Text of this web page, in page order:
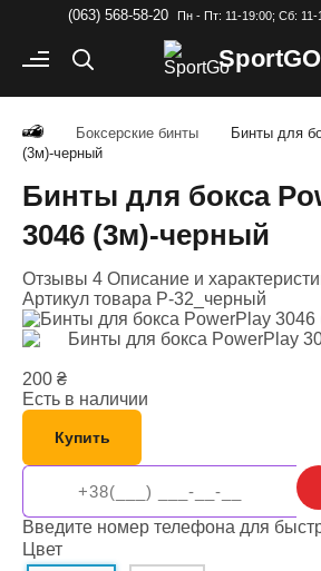
(063) 568-58-20 Пн - Пт: 11-19:00; Cб:
SportGO
Боксерские бинты
Бинты для
(3м)-черный
Бинты для бокса
3046 (3м)-черный
Отзывы 4 Описание и
Артикул товара P-32_черный
200 ₴
Есть в наличии
Купить
Введите номер телефона для
Цвет